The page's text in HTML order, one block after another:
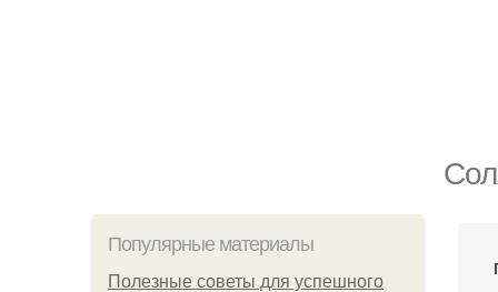
Популярные материалы
Полезные советы для успешного